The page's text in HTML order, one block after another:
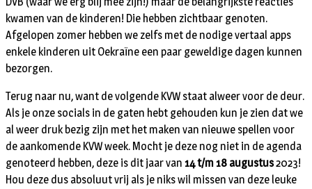
kwamen van de kinderen! Die hebben zichtbaar genoten.
Afgelopen zomer hebben we zelfs met de nodige vertaal apps
enkele kinderen uit Oekraïne een paar geweldige dagen kunnen
bezorgen.
Terug naar nu, want de volgende KVW staat alweer voor de deur.
Als je onze socials in de gaten hebt gehouden kun je zien dat we
al weer druk bezig zijn met het maken van nieuwe spellen voor
de aankomende KVW week. Mocht je deze nog niet in de agenda
genoteerd hebben, deze is dit jaar van 14 t/m 18 augustus2023!
Hou deze dus absoluut vrij als je niks wil missen van deze leuke